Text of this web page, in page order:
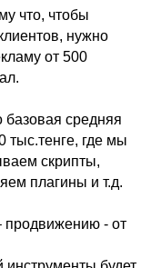
что, чтобы
нужно
от 500
базовая средняя
тыс.тенге, где мы
скрипты,
плагины и т.д.
- от